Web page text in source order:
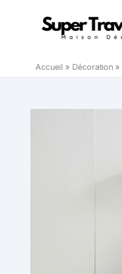
Accueil Décoration